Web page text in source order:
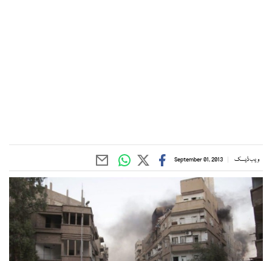
ویب ڈیسک September 01, 2013